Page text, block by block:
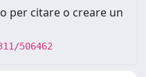
per citare o creare un
506462